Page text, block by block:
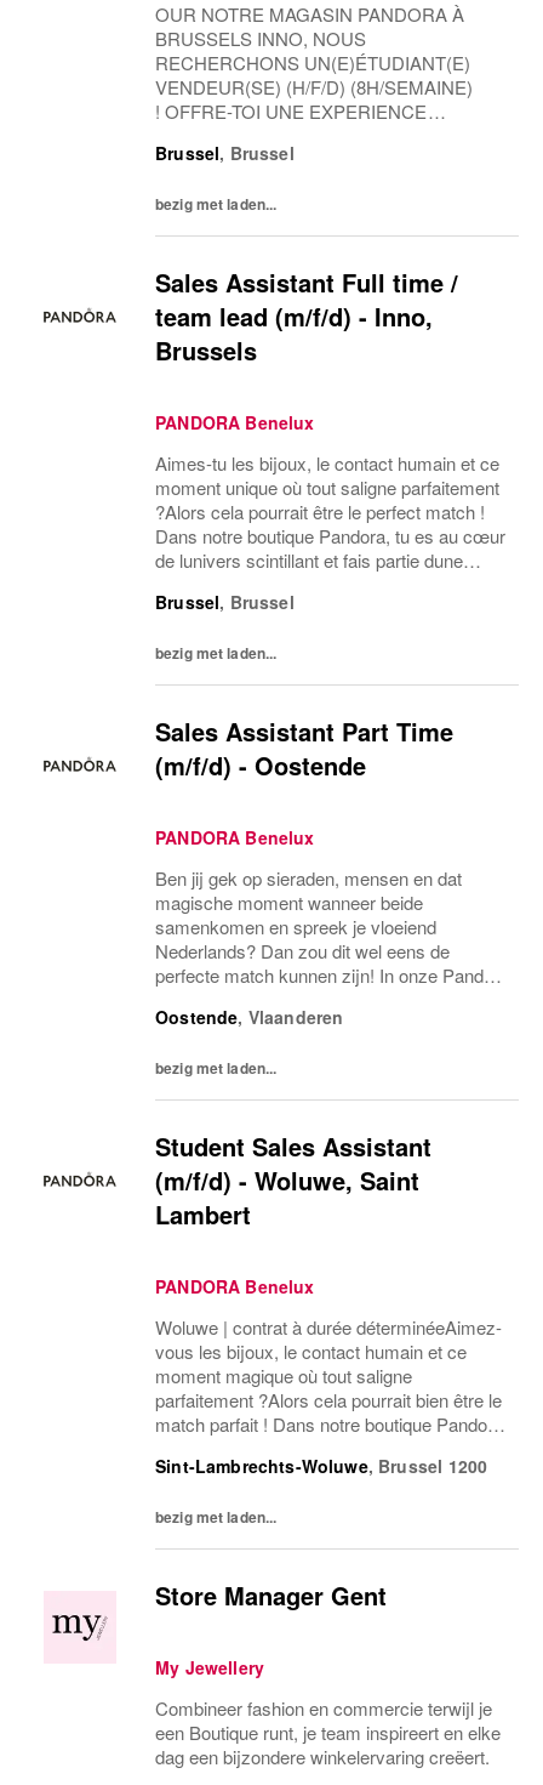
OUR NOTRE MAGASIN PANDORA À
BRUSSELS INNO, NOUS
RECHERCHONS UN(E)ÉTUDIANT(E)
VENDEUR(SE) (H/F/D) (8H/SEMAINE)
! OFFRE-TOI UNE EXPERIENCE
authentiques bijoux Pandora soulignent la
personne qui les porte. Chacun d'entre eux
fait...
Brussel, Brussel
bezig met laden...
Sales Assistant Full time /
team lead (m/f/d) - Inno,
Brussels
PANDORA Benelux
Aimes-tu les bijoux, le contact humain et ce
moment unique où tout saligne parfaitement
?Alors cela pourrait être le perfect match !
Dans notre boutique Pandora, tu es au cœur
de lunivers scintillant et fais partie dune
expériences clients inoubliables.We...
Brussel, Brussel
bezig met laden...
Sales Assistant Part Time
(m/f/d) - Oostende
PANDORA Benelux
Ben jij gek op sieraden, mensen en dat
magische moment wanneer beide
samenkomen en spreek je vloeiend
Nederlands? Dan zou dit wel eens de
perfecte match kunnen zijn! In onze Pandora
schittering, maar maak je ook deel uit van
Oostende, Vlaanderen
bezig met laden...
Student Sales Assistant
(m/f/d) - Woluwe, Saint
Lambert
PANDORA Benelux
Woluwe | contrat à durée déterminéeAimez-
vous les bijoux, le contact humain et ce
moment magique où tout saligne
parfaitement ?Alors cela pourrait bien être le
match parfait ! Dans notre boutique Pandora,
mais aussi le pilier dune équipe formidable
Sint-Lambrechts-Woluwe, Brussel 1200
bezig met laden...
Store Manager Gent
My Jewellery
Combineer fashion en commercie terwijl je
een Boutique runt, je team inspireert en elke
dag een bijzondere winkelervaring creëert.